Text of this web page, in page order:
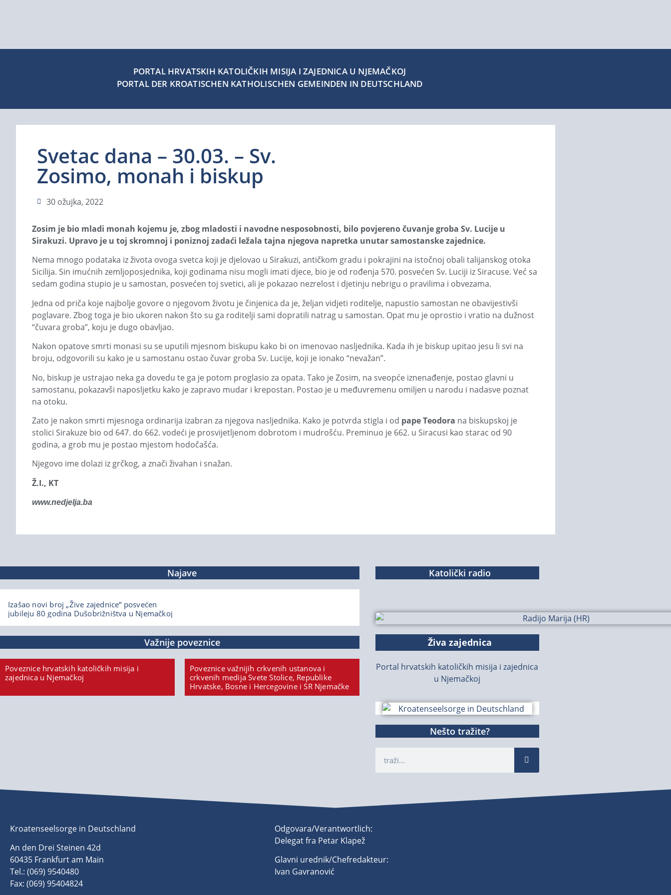
PORTAL HRVATSKIH KATOLIČKIH MISIJA I ZAJEDNICA U NJEMAČKOJ
PORTAL DER KROATISCHEN KATHOLISCHEN GEMEINDEN IN DEUTSCHLAND
Svetac dana – 30.03. – Sv.
Zosimo, monah i biskup
30 ožujka, 2022
Zosim je bio mladi monah kojemu je, zbog mladosti i navodne nesposobnosti, bilo povjereno čuvanje groba Sv. Lucije u
Sirakuzi. Upravo je u toj skromnoj i poniznoj zadaći ležala tajna njegova napretka unutar samostanske zajednice.
Nema mnogo podataka iz života ovoga svetca koji je djelovao u Sirakuzi, antičkom gradu i pokrajini na istočnoj obali talijanskog otoka
Sicilija. Sin imućnih zemljoposjednika, koji godinama nisu mogli imati djece, bio je od rođenja 570. posvećen Sv. Luciji iz Siracuse. Već sa
sedam godina stupio je u samostan, posvećen toj svetici, ali je pokazao nezrelost i djetinju nebrigu o pravilima i obvezama.
Jedna od priča koje najbolje govore o njegovom životu je činjenica da je, željan vidjeti roditelje, napustio samostan ne obavijestivši
poglavare. Zbog toga je bio ukoren nakon što su ga roditelji sami dopratili natrag u samostan. Opat mu je oprostio i vratio na dužnost
“čuvara groba”, koju je dugo obavljao.
Nakon opatove smrti monasi su se uputili mjesnom biskupu kako bi on imenovao nasljednika. Kada ih je biskup upitao jesu li svi na
broju, odgovorili su kako je u samostanu ostao čuvar groba Sv. Lucije, koji je ionako “nevažan”.
No, biskup je ustrajao neka ga dovedu te ga je potom proglasio za opata. Tako je Zosim, na sveopće iznenađenje, postao glavni u
samostanu, pokazavši naposljetku kako je zapravo mudar i krepostan. Postao je u međuvremenu omiljen u narodu i nadasve poznat
na otoku.
Zato je nakon smrti mjesnoga ordinarija izabran za njegova nasljednika. Kako je potvrda stigla i od pape Teodora na biskupskoj je
stolici Sirakuze bio od 647. do 662. vodeći je prosvijetljenom dobrotom i mudrošću. Preminuo je 662. u Siracusi kao starac od 90
godina, a grob mu je postao mjestom hodočašća.
Njegovo ime dolazi iz grčkog, a znači živahan i snažan.
Ž.I., KT
www.nedjelja.ba
Najave
Izašao novi broj „Žive zajednice“ posvećen
jubileju 80 godina Dušobrižništva u Njemačkoj
Važnije poveznice
Poveznice hrvatskih katoličkih misija i
zajednica u Njemačkoj
Poveznice važnijih crkvenih ustanova i
crkvenih medija Svete Stolice, Republike
Hrvatske, Bosne i Hercegovine i SR Njemačke
Katolički radio
Živa zajednica
Portal hrvatskih katoličkih misija i zajednica
u Njemačkoj
Nešto tražite?
Kroatenseelsorge in Deutschland
An den Drei Steinen 42d
60435 Frankfurt am Main
Tel.: (069) 9540480
Fax: (069) 95404824
Odgovara/Verantwortlich:
Delegat fra Petar Klapež
Glavni urednik/Chefredakteur:
Ivan Gavranović